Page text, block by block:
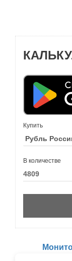
Купить
В количестве